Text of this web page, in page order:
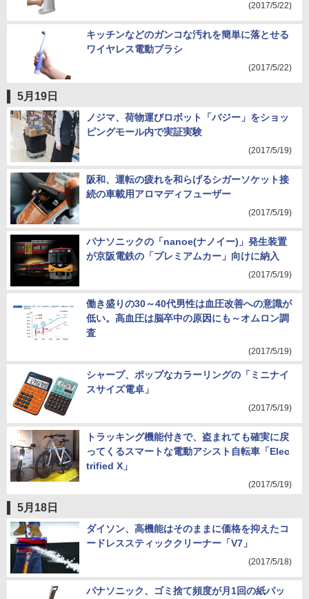
(2017/5/22)
キッチンなどのガンコな汚れを簡単に落とせる
ワイヤレス電動ブラシ
(2017/5/22)
5月19日
ノジマ、荷物運びロボット「バジー」をショッ
ピングモール内で実証実験
(2017/5/19)
阪和、運転の疲れを和らげるシガーソケット接
続の車載用アロマディフューザー
(2017/5/19)
パナソニックの「nanoe(ナノイー)」発生装置
が京阪電鉄の「プレミアムカー」向けに納入
(2017/5/19)
働き盛りの30～40代男性は血圧改善への意識が
低い。高血圧は脳卒中の原因にも～オムロン調
査
(2017/5/19)
シャープ、ポップなカラーリングの「ミニナイ
スサイズ電卓」
(2017/5/19)
トラッキング機能付きで、盗まれても確実に戻
ってくるスマートな電動アシスト自転車「Elec
trified X」
(2017/5/19)
5月18日
ダイソン、高機能はそのままに価格を抑えたコ
ードレススティッククリーナー「V7」
(2017/5/18)
パナソニック、ゴミ捨て頻度が月1回の紙パッ